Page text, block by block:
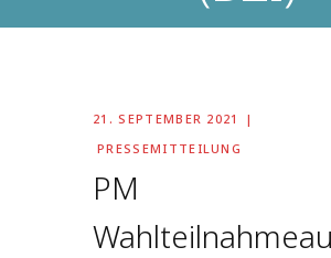
21. SEPTEMBER 2021
PRESSEMITTEILUNG
PM